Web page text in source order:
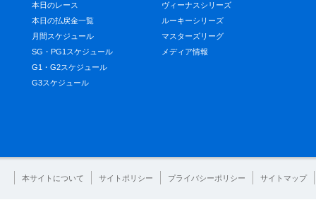
本日のレース
本日の払戻金一覧
月間スケジュール
SG・PG1スケジュール
G1・G2スケジュール
G3スケジュール
ヴィーナスシリーズ
ルーキーシリーズ
マスターズリーグ
メディア情報
本サイトについて サイトポリシー プライバシーポリシー サイトマップ